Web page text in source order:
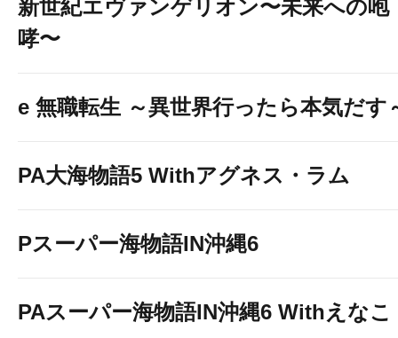
新世紀エヴァンゲリオン〜未来への咆
哮〜
e 無職転生 ～異世界行ったら本気だす
PA大海物語5 Withアグネス・ラム
Pスーパー海物語IN沖縄6
PAスーパー海物語IN沖縄6 Withえなこ